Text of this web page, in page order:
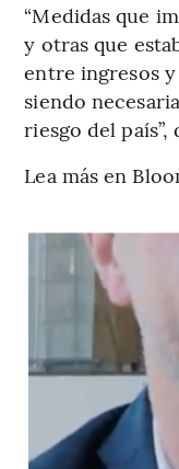
“Medidas que
y otras que
entre ingresos
siendo
riesgo del
Lea más en